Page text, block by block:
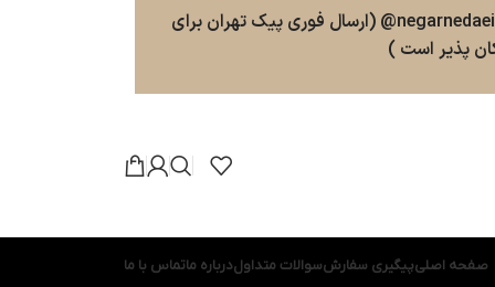
صفحه اصلیپیگیری سفارشسوالات متداولدرباره ماتماس با ما
سفارشات طبق روال ارسال خواهند شد . پشتیبانی 09025357598 (ارسال پیامک و پیام در واتسپ ، تلگرام ، بله ) کانال بله و تلگرام : negarnedaei@ (ارسال فوری پیک تهران برای
پذیر است )